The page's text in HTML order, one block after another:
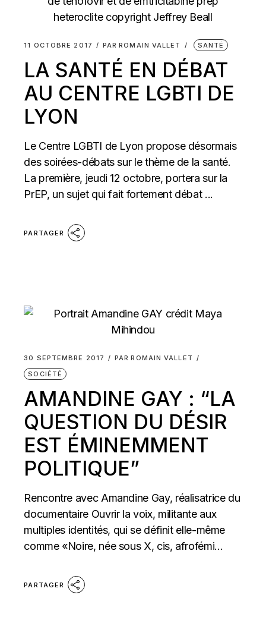
11 OCTOBRE 2017 PAR ROMAIN VALLET SANTÉ
LA SANTÉ EN DÉBAT
AU CENTRE LGBTI DE
LYON
Le Centre LGBTI de Lyon propose désormais
des soirées-débats sur le thème de la santé.
La première, jeudi 12 octobre, portera sur la
PrEP, un sujet qui fait fortement débat ...
PARTAGER
30 SEPTEMBRE 2017 PAR ROMAIN VALLET
SOCIÉTÉ
AMANDINE GAY : “LA
QUESTION DU DÉSIR
EST ÉMINEMMENT
POLITIQUE”
Rencontre avec Amandine Gay, réalisatrice du
documentaire Ouvrir la voix, militante aux
multiples identités, qui se définit elle-même
comme «Noire, née sous X, cis, afrofémi...
PARTAGER